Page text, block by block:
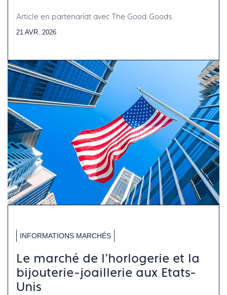
Article en partenariat avec The Good Goods
21 AVR. 2026
INFORMATIONS MARCHÉS
Le marché de l'horlogerie et la
bijouterie-joaillerie aux Etats-
Unis